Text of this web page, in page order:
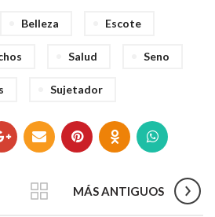
Belleza Escote
Salud Seno
Sujetador
MÁS ANTIGUOS